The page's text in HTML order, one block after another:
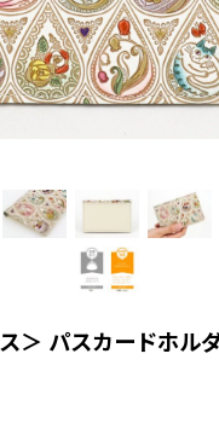
＞ パスカードホル